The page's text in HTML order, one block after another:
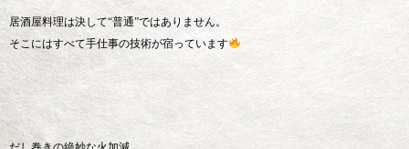
居酒屋料理は決して“普通”ではありません。
そこにはすべて手仕事の技術が宿っています